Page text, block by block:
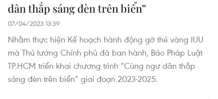
dân thắp sáng đèn trên biển”
07/04/2023 13:39
Nhằm thực hiện Kế hoạch hành động gỡ thẻ vàng IUU
mà Thủ tướng Chính phủ đã ban hành, Báo Pháp Luật
TP.HCM triển khai chương trình “Cùng ngư dân thắp
sáng đèn trên biển” giai đoạn 2023-2025.